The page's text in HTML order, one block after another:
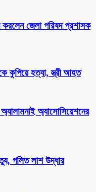
জেলা পরিষদ প্রশাসক
কুপিয়ে হত্যা, স্ত্রী আহত
অ্যাসোসিয়েশনের
গলিত লাশ উদ্ধার